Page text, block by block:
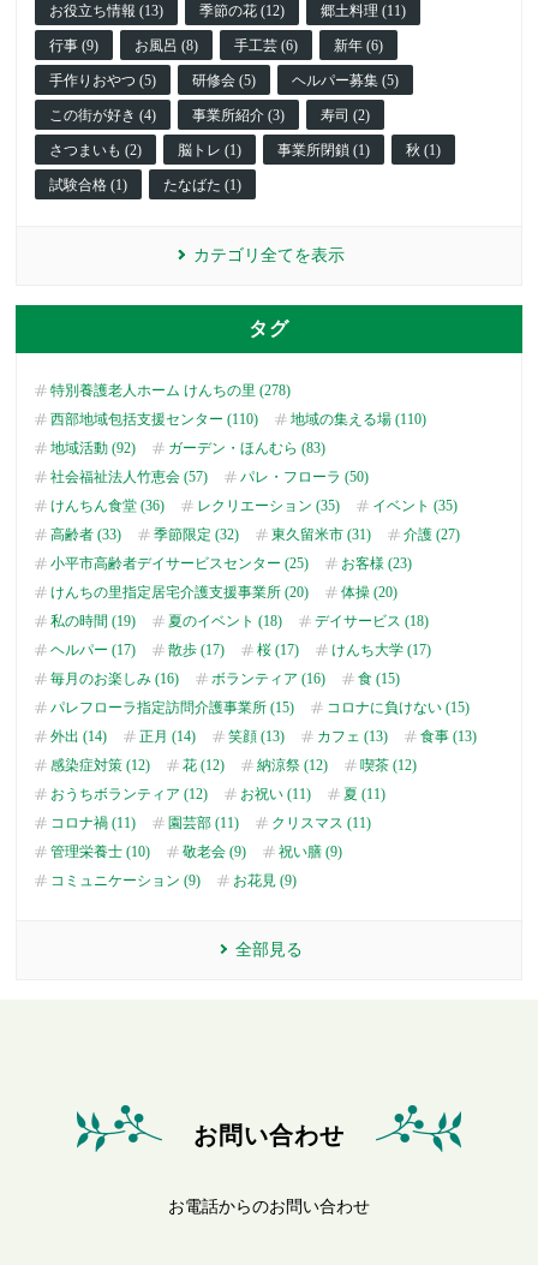
お役立ち情報 (13) 季節の花 (12) 郷土料理 (11)
行事 (9) お風呂 (8) 手工芸 (6) 新年 (6)
手作りおやつ (5) 研修会 (5) ヘルパー募集 (5)
この街が好き (4) 事業所紹介 (3) 寿司 (2)
さつまいも (2) 脳トレ (1) 事業所閉鎖 (1) 秋 (1)
試験合格 (1) たなばた (1)
カテゴリ全てを表示
タグ
特別養護老人ホーム けんちの里 (278)
西部地域包括支援センター (110)
地域の集える場 (110)
地域活動 (92)
ガーデン・ほんむら (83)
社会福祉法人竹恵会 (57)
パレ・フローラ (50)
けんちん食堂 (36)
レクリエーション (35)
イベント (35)
高齢者 (33)
季節限定 (32) 東久留米市 (31)
介護 (27)
小平市高齢者デイサービスセンター (25)
お客様 (23)
けんちの里指定居宅介護支援事業所 (20)
体操 (20)
私の時間 (19)
夏のイベント (18)
デイサービス (18)
ヘルパー (17)
散歩 (17) 桜 (17)
けんち大学 (17)
毎月のお楽しみ (16)
ボランティア (16)
食 (15)
パレフローラ指定訪問介護事業所 (15)
コロナに負けない (15)
外出 (14)
正月 (14) 笑顔 (13) カフェ (13)
食事 (13)
感染症対策 (12)
花 (12) 納涼祭 (12)
喫茶 (12)
おうちボランティア (12)
お祝い (11)
夏 (11)
コロナ禍 (11)
園芸部 (11)
クリスマス (11)
管理栄養士 (10)
敬老会 (9)
祝い膳 (9)
コミュニケーション (9)
お花見 (9)
全部見る
お問い合わせ
お電話からのお問い合わせ